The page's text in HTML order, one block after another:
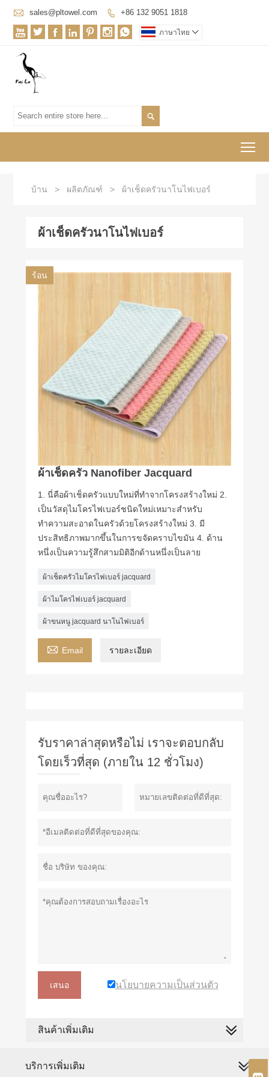
 sales@pltowel.com  +86 132 9051 1818
       ภาษาไทย 

บ้าน > ผลิตภัณฑ์ > ผ้าเช็ดครัวนาโนไฟเบอร์
ผ้าเช็ดครัวนาโนไฟเบอร์
ร้อน
ผ้าเช็ดครัว Nanofiber Jacquard
1. นี่คือผ้าเช็ดครัวแบบใหม่ที่ทำจากโครงสร้างใหม่ 2.
เป็นวัสดุไมโครไฟเบอร์ชนิดใหม่เหมาะสำหรับ
ทำความสะอาดในครัวด้วยโครงสร้างใหม่ 3. มี
ประสิทธิภาพมากขึ้นในการขจัดคราบไขมัน 4. ด้าน
หนึ่งเป็นความรู้สึกสามมิติอีกด้านหนึ่งเป็นลาย
ผ้าเช็ดครัวไมโครไฟเบอร์ jacquard
ผ้าไมโครไฟเบอร์ jacquard
ผ้าขนหนู jacquard นาโนไฟเบอร์
 Email รายละเอียด
รับราคาล่าสุดหรือไม่ เราจะตอบกลับ
โดยเร็วที่สุด (ภายใน 12 ชั่วโมง)
เสนอ นโยบายความเป็นส่วนตัว
สินค้าเพิ่มเติม
บริการเพิ่มเติม